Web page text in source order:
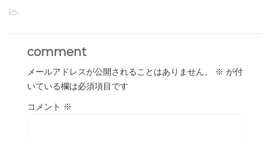
-
comment
メールアドレスが公開されることはありません。 ※ が付
いている欄は必須項目です
コメント ※